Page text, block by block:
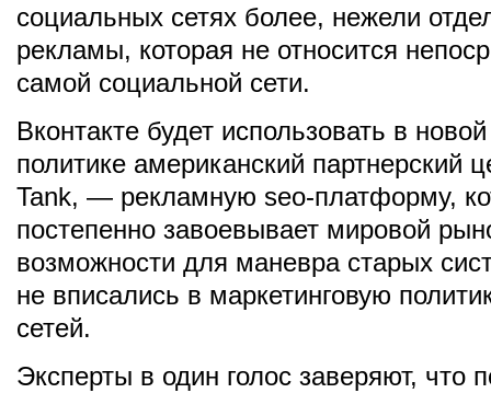
социальных сетях более, нежели
рекламы, которая не относится
самой социальной сети.
Вконтакте будет использовать в
политике американский партнерский
Tank, — рекламную seo-платформу,
постепенно завоевывает мировой
возможности для маневра старых
не вписались в маркетинговую
сетей.
Эксперты в один голос заверяют, что